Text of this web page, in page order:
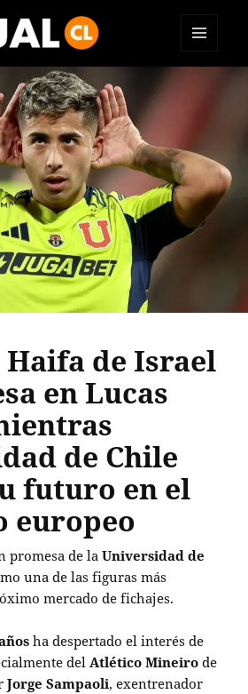
de Israel
en Lucas
de Chile
futuro en el
europeo
promesa de laUniversidad de
una de las figuras más
mercado de fichajes.
ha despertado el interés de
del Atlético Mineiro de
Jorge Sampaoli, exentrenador